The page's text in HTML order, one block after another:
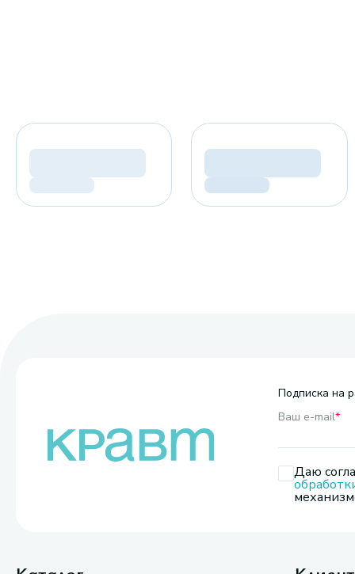
Подписка на
Ваш e-mail*
Даю